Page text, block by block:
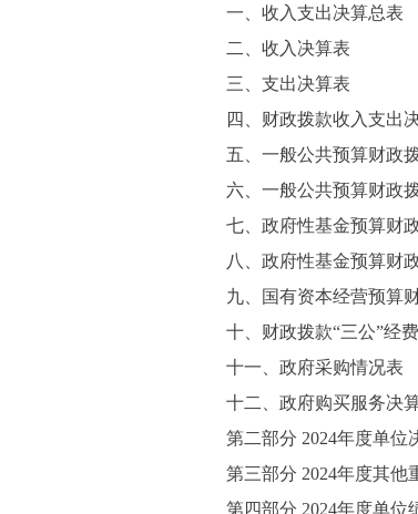
一、收入支出决算总表
二、收入决算表
三、支出决算表
四、财政拨款收入支出
五、一般公共预算财政拨
六、一般公共预算财政拨
七、政府性基金预算财政
八、政府性基金预算财政
九、国有资本经营预算财
十、财政拨款“三公”经费
十一、政府采购情况表
十二、政府购买服务决算
第二部分 2024年度单位
第三部分 2024年度其他
第四部分 2024年度单位